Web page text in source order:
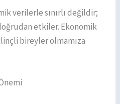
verilerle sınırlı değildir;
etkiler. Ekonomik
bireyler olmamıza